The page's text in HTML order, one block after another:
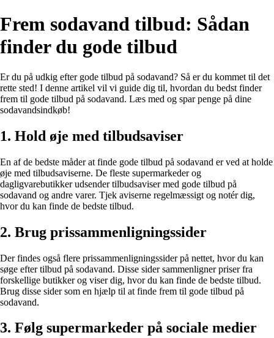
Frem sodavand tilbud: Sådan
finder du gode tilbud
Er du på udkig efter gode tilbud på sodavand? Så er du kommet til det
rette sted! I denne artikel vil vi guide dig til, hvordan du bedst finder
frem til gode tilbud på sodavand. Læs med og spar penge på dine
sodavandsindkøb!
1. Hold øje med tilbudsaviser
En af de bedste måder at finde gode tilbud på sodavand er ved at holde
øje med tilbudsaviserne. De fleste supermarkeder og
dagligvarebutikker udsender tilbudsaviser med gode tilbud på
sodavand og andre varer. Tjek aviserne regelmæssigt og notér dig,
hvor du kan finde de bedste tilbud.
2. Brug prissammenligningssider
Der findes også flere prissammenligningssider på nettet, hvor du kan
søge efter tilbud på sodavand. Disse sider sammenligner priser fra
forskellige butikker og viser dig, hvor du kan finde de bedste tilbud.
Brug disse sider som en hjælp til at finde frem til gode tilbud på
sodavand.
3. Følg supermarkeder på sociale medier